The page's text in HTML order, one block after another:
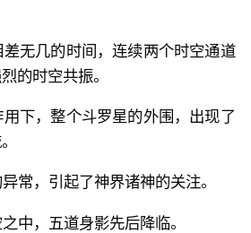
无几的时间，连续两个时空通道
的时空共振。
下，整个斗罗星的外围，出现了
常，引起了神界诸神的关注。
中，五道身影先后降临。